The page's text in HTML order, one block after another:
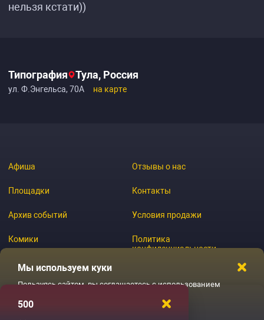
нельзя кстати))
Типография Тула, Россия
ул. Ф.Энгельса, 70А на карте
Афиша
Площадки
Архив событий
Комики
Журнал
Отзывы о нас
Контакты
Условия продажи
Политика
конфиденциальности
Мы используем куки
Пользуясь сайтом, вы соглашаетесь с использованием
500